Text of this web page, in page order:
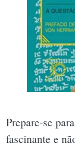
Prepare-se
fascinante e